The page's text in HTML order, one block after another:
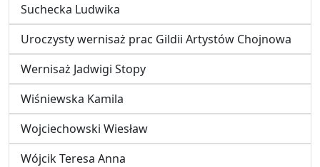
Suchecka Ludwika
Uroczysty wernisaż prac Gildii Artystów Chojnowa
Wernisaż Jadwigi Stopy
Wiśniewska Kamila
Wojciechowski Wiesław
Wójcik Teresa Anna